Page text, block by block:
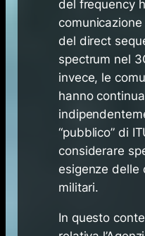
del frequency
del direct
spectrum nel
invece, le
hanno
“pubblico” di
considerare
esigenze delle
militari.
In questo